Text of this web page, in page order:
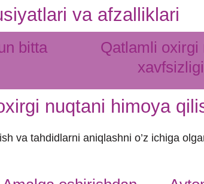
va afzalliklari
bitta
Qatlamli oxirgi
xavfsizligi
nuqtani himoya
va tahdidlarni aniqlashni o’z ichiga